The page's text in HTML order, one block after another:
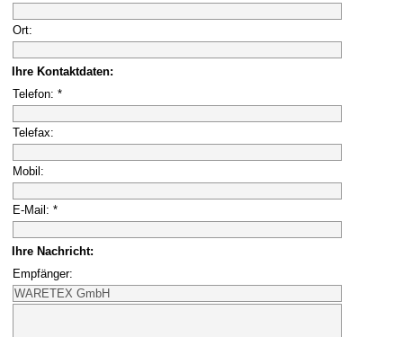
Ort:
Ihre Kontaktdaten:
Telefon: *
Telefax:
Mobil:
E-Mail: *
Ihre Nachricht:
Empfänger: